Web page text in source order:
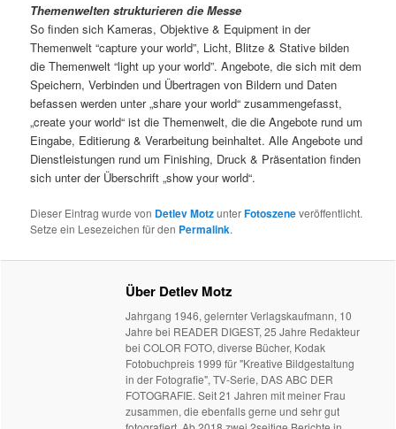
Themenwelten strukturieren die Messe
So finden sich Kameras, Objektive & Equipment in der
Themenwelt “capture your world”, Licht, Blitze & Stative bilden
die Themenwelt “light up your world”. Angebote, die sich mit dem
Speichern, Verbinden und Übertragen von Bildern und Daten
befassen werden unter „share your world“ zusammengefasst,
„create your world“ ist die Themenwelt, die die Angebote rund um
Eingabe, Editierung & Verarbeitung beinhaltet. Alle Angebote und
Dienstleistungen rund um Finishing, Druck & Präsentation finden
sich unter der Überschrift „show your world“.
Dieser Eintrag wurde von Detlev MotzunterFotoszeneveröffentlicht.
Setze ein Lesezeichen für den Permalink.
Über Detlev Motz
Jahrgang 1946, gelernter Verlagskaufmann, 10
Jahre bei READER DIGEST, 25 Jahre Redakteur
bei COLOR FOTO, diverse Bücher, Kodak
Fotobuchpreis 1999 für "Kreative Bildgestaltung
in der Fotografie", TV-Serie, DAS ABC DER
FOTOGRAFIE. Seit 21 Jahren mit meiner Frau
zusammen, die ebenfalls gerne und sehr gut